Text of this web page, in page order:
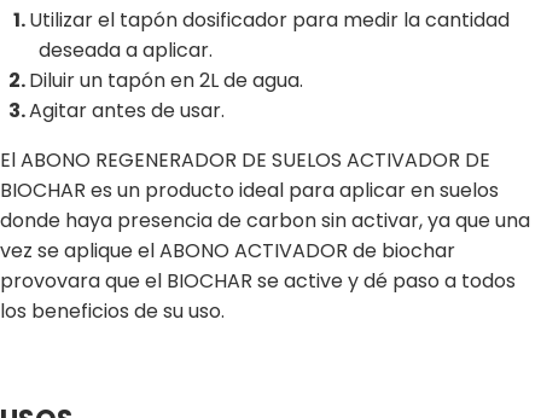
Utilizar el tapón dosificador para medir la cantidad
deseada a aplicar.
Diluir un tapón en 2L de agua.
Agitar antes de usar.
El ABONO REGENERADOR DE SUELOS ACTIVADOR DE
BIOCHAR es un producto ideal para aplicar en suelos
donde haya presencia de carbon sin activar, ya que una
vez se aplique el ABONO ACTIVADOR de biochar
provovara que el BIOCHAR se active y dé paso a todos
los beneficios de su uso.